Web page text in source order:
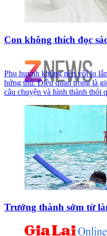
Con không thích đọc
Phụ huynh không nên vội lo
hứng thú. Điều quan trọng là
câu chuyện và hình thành thói
Trưởng thành sớm từ